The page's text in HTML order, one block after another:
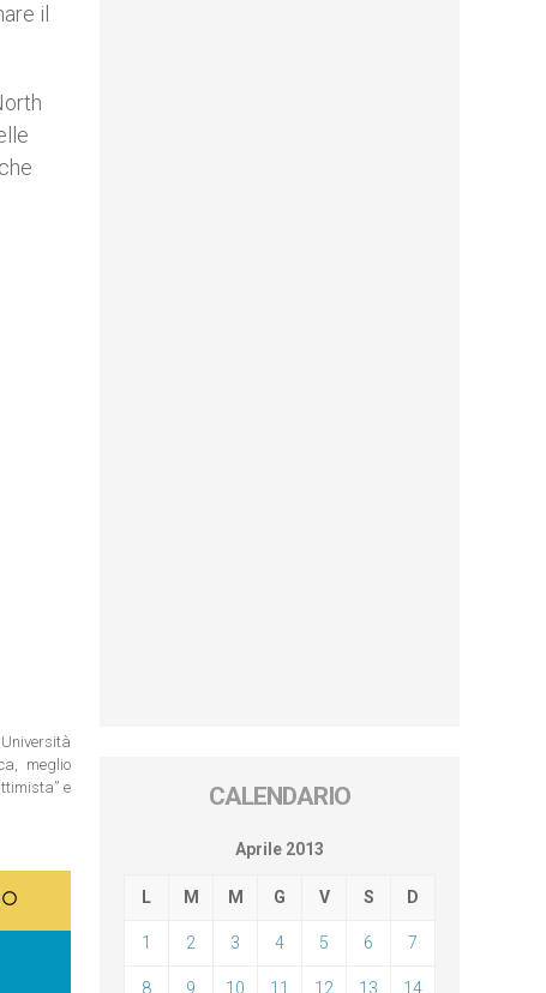
il
meglio
e
CALENDARIO
Aprile 2013
L M M G V S D
1 2 3 4 5 6 7
8 9 10 11 12 13 14